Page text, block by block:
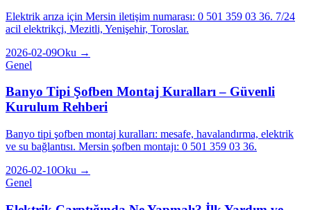
Elektrik arıza için Mersin iletişim numarası: 0 501 359 03 36. 7/24
acil elektrikçi, Mezitli, Yenişehir, Toroslar.
2026-02-09Oku →
Genel
Banyo Tipi Şofben Montaj Kuralları – Güvenli
Kurulum Rehberi
Banyo tipi şofben montaj kuralları: mesafe, havalandırma, elektrik
ve su bağlantısı. Mersin şofben montajı: 0 501 359 03 36.
2026-02-10Oku →
Genel